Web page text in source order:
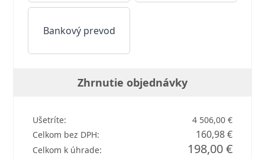
Bankový prevod
Zhrnutie objednávky
Ušetríte:
4 506,00 €
Celkom bez DPH:
160,98 €
Celkom k úhrade: 198,00 €